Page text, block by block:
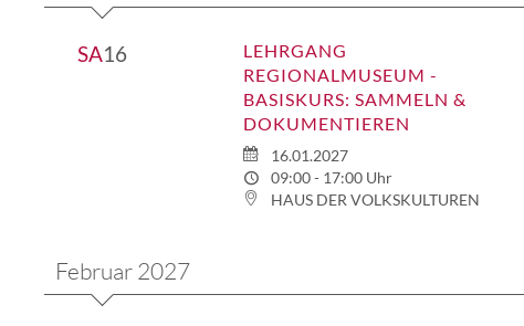
SA16
LEHRGANG
REGIONALMUSEUM -
BASISKURS: SAMMELN &
DOKUMENTIEREN
16.01.2027
09:00 - 17:00 Uhr
HAUS DER VOLKSKULTUREN
Februar 2027